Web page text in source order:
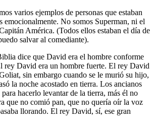
varios ejemplos de personas que estaban
emocionalmente. No somos Superman, ni el
América. (Todos ellos estaban el día de
salvar al comediante).
dice que David era el hombre conforme
rey David era un hombre fuerte. El rey David
sin embargo cuando se le murió su hijo,
la noche acostado en tierra. Los ancianos
hacerlo levantar de la tierra, más él no
que no comió pan, que no quería oír la voz
llorando. El rey David, sí, ese gran